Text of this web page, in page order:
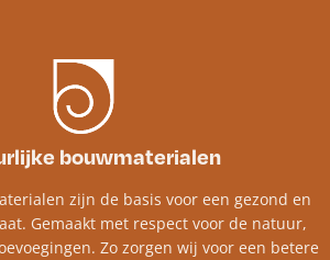
bouwmaterialen
zijn de basis voor een gezond en
Gemaakt met respect voor de natuur,
Zo zorgen wij voor een betere